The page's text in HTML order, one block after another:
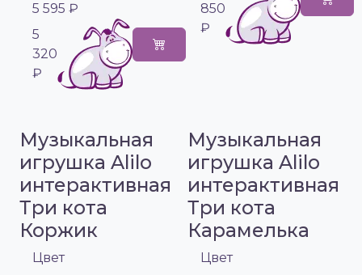
5 595 ₽
5
320
₽
850
₽
Музыкальная
игрушка Alilo
интерактивная
Три кота
Коржик
Цвет
Музыкальная
игрушка Alilo
интерактивная
Три кота
Карамелька
Цвет